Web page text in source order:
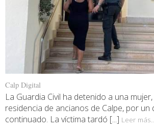
Calp Digital
La Guardia Civil ha detenido a una
residencia de ancianos de Calpe, por un
continuado. La víctima tardó [...] Leer más...